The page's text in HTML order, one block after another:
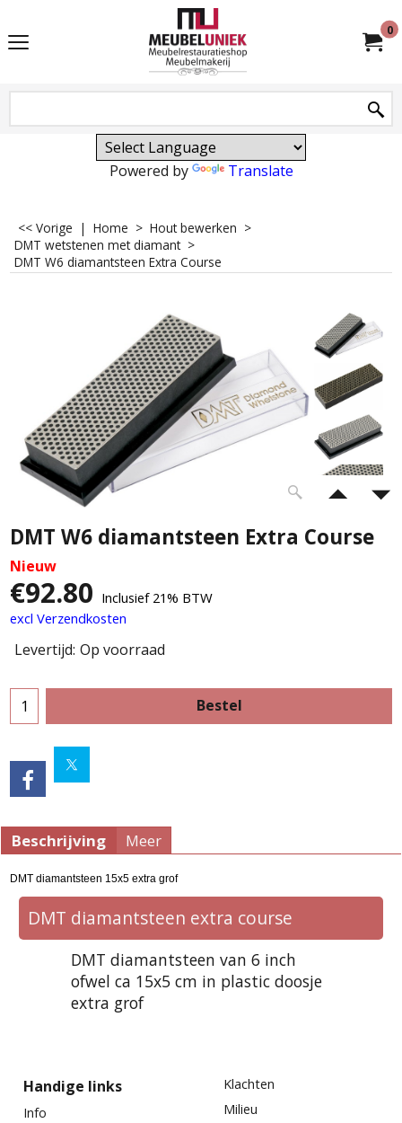
0
Powered by Translate
<< Vorige | Home > Hout bewerken >
DMT wetstenen met diamant>
DMT W6 diamantsteen Extra Course
DMT W6 diamantsteen Extra Course
Nieuw
€92.80 Inclusief 21% BTW
excl Verzendkosten
Levertijd: Op voorraad
Bestel
Beschrijving Meer
DMT diamantsteen 15x5 extra grof
DMT diamantsteen extra course
DMT diamantsteen van 6 inch
ofwel ca 15x5 cm in plastic doosje
extra grof
Handige links
Info
Klachten
Milieu